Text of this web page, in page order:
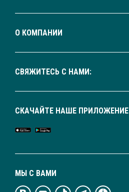
О КОМПАНИИ
СВЯЖИТЕСЬ С НАМИ:
МЫ С ВАМИ
СКАЧАЙТЕ НАШЕ ПРИЛОЖЕНИЕ